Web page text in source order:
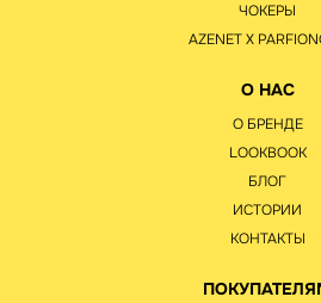
ЧОКЕРЫ
AZENET Х
О НАС
О БРЕНДЕ
LOOKBOOK
БЛОГ
ИСТОРИИ
КОНТАКТЫ